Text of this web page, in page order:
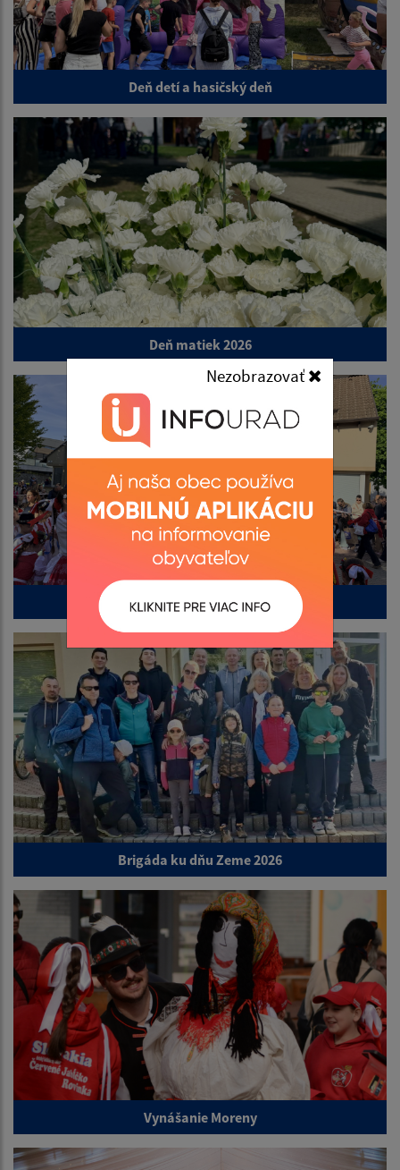
Nezobrazovať
Deň detí a hasičský deň
Deň matiek 2026
Stavanie mája 2026
Brigáda ku dňu Zeme 2026
Vynášanie Moreny